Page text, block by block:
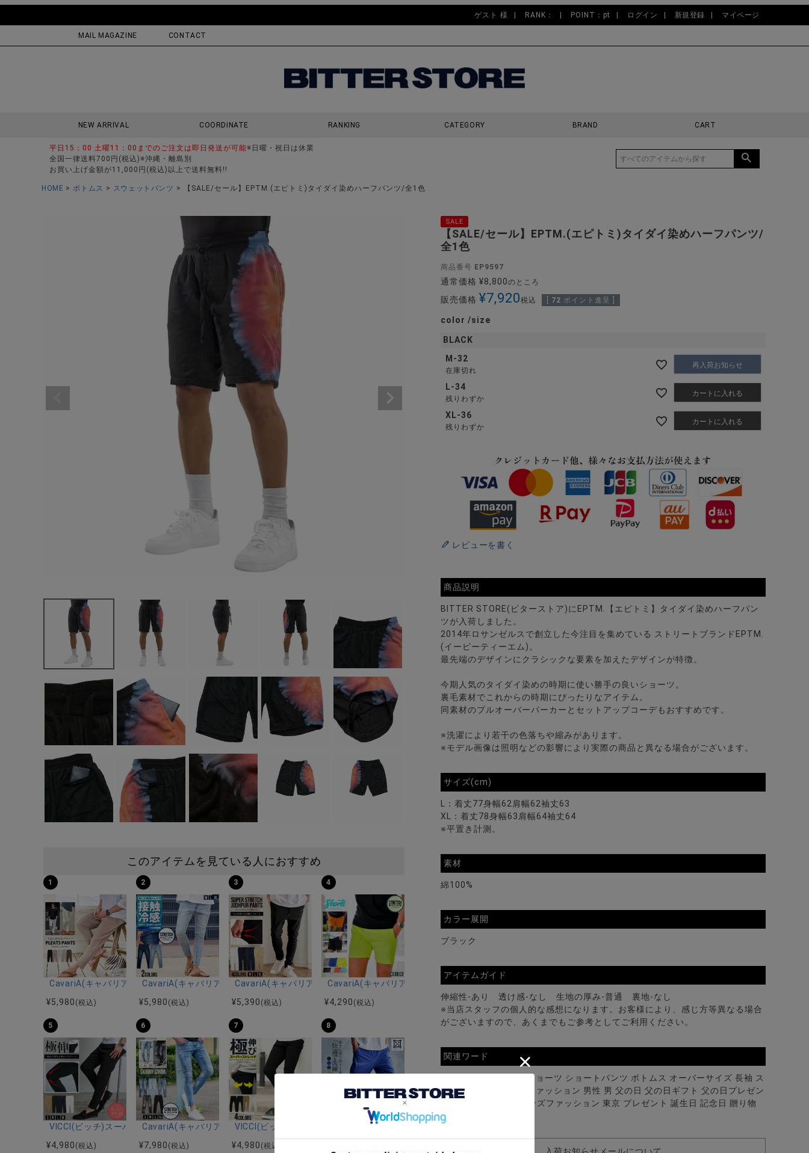
ゲスト 様 RANK： POINT：pt ログイン 新規登録 マイページ
MAIL MAGAZINE CONTACT
NEW ARRIVAL COORDINATE RANKING CATEGORY BRAND CART
平日15：00 土曜11：00までのご注文は即日発送が可能※日曜・祝日は休業
全国一律送料700円(税込)※沖縄・離島別
お買い上げ金額が11,000円(税込)以上で送料無料!!
HOME ボトムス スウェットパンツ 【SALE/セール】EPTM.(エピトミ)タイダイ染めハーフパンツ/全1色
このアイテムを見ている人におすすめ
1
CavariA(キャバリア)プリーツ加工イージーロングパンツ/全5色
¥5,980 (税込)
2
CavariA(キャバリア)接触冷感5ポケットストレッチデニムパンツ/全2色
¥5,980 (税込)
3
CavariA(キャバリア)ストレッチジョッパーパンツ/全4色
¥5,390 (税込)
4
CavariA(キャバリア)ストレッチポリダンボールショーツ/全9色
¥4,290 (税込)
5
VICCI(ビッチ)スーパーストレッチスリムテーパードアンクルパンツ/全4色
¥4,980 (税込)
6
CavariA(キャバリア)ストレッチスキニーアンクルデニムパンツ/全5色
¥7,980 (税込)
7
VICCI(ビッチ)スーパーストレッチスキニーパンツ/全4色
¥4,980 (税込)
8
CavariA(キャバリア)ストレッチナイロンテーパードパンツ/全4色
SALE
【SALE/セール】EPTM.(エピトミ)タイダイ染めハーフパンツ/
全1色
商品番号 EP9597
通常価格 ¥8,800のところ
販売価格 ¥7,920税込 72 ポイント進呈 ]
color size
BLACK
M-32
在庫切れ
再入荷お知らせ
L-34
残りわずか
カートに入れる
XL-36
残りわずか
カートに入れる
レビューを書く
商品説明
BITTER STORE(ビターストア)にEPTM.【エピトミ】タイダイ染めハーフパン
ツが入荷しました。
2014年ロサンゼルスで創立した今注目を集めている ストリートブランドEPTM.
(イーピーティーエム)。
最先端のデザインにクラシックな要素を加えたデザインが特徴。
今期人気のタイダイ染めの時期に使い勝手の良いショーツ。
裏毛素材でこれからの時期にぴったりなアイテム。
同素材のプルオーバーパーカーとセットアップコーデもおすすめです。
※洗濯により若干の色落ちや縮みがあります。
※モデル画像は照明などの影響により実際の商品と異なる場合がございます。
サイズ(cm)
L：着丈77身幅62肩幅62袖丈63
XL：着丈78身幅63肩幅64袖丈64
※平置き計測。
素材
綿100%
カラー展開
ブラック
アイテムガイド
伸縮性-あり 透け感-なし 生地の厚み-普通 裏地-なし
※当店スタッフの個人的な感想になります。お客様により、感じ方等異なる場合
がございますので、あくまでもご参考としてご利用ください。
関連ワード
ハーフパンツ メンズ ショーツ ショートパンツ ボトムス オーバーサイズ 長袖 ス
トリート カジュアル ファッション 男性 男 父の日 父の日ギフト 父の日プレゼン
ト 20代 30代 40代 メンズファッション 東京 プレゼント 誕生日 記念日 贈り物
ギフト